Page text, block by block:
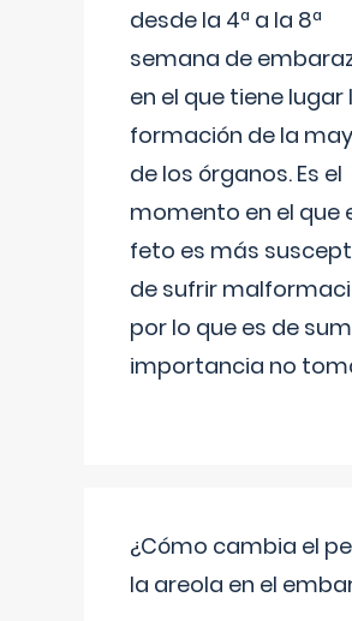
desde la 4ª a la 8ª
semana de
en el que tiene lugar
formación de la
de los órganos. Es el
momento en el que
feto es más
de sufrir
por lo que es de
importancia no
¿Cómo cambia el
la areola en el